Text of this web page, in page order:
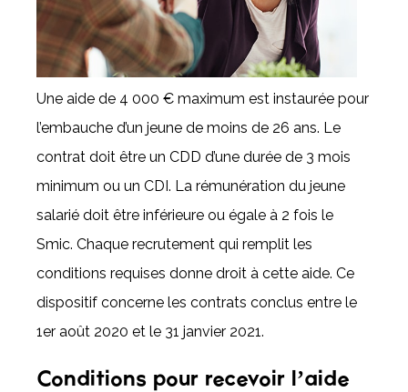
Une aide de 4 000 € maximum est instaurée pour
l’embauche d’un jeune de moins de 26 ans. Le
contrat doit être un CDD d’une durée de 3 mois
minimum ou un CDI. La rémunération du jeune
salarié doit être inférieure ou égale à 2 fois le
Smic. Chaque recrutement qui remplit les
conditions requises donne droit à cette aide. Ce
dispositif concerne les contrats conclus entre le
1er août 2020 et le 31 janvier 2021.
Conditions pour recevoir l’aide